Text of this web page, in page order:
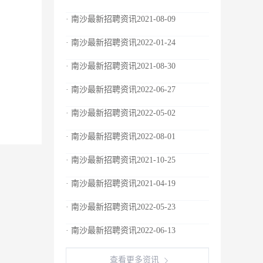
· 南沙最新招聘资讯2021-08-09
· 南沙最新招聘资讯2022-01-24
· 南沙最新招聘资讯2021-08-30
· 南沙最新招聘资讯2022-06-27
· 南沙最新招聘资讯2022-05-02
· 南沙最新招聘资讯2022-08-01
· 南沙最新招聘资讯2021-10-25
· 南沙最新招聘资讯2021-04-19
· 南沙最新招聘资讯2022-05-23
· 南沙最新招聘资讯2022-06-13
查看更多资讯